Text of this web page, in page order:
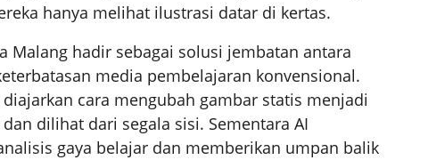
hanya melihat ilustrasi datar di kertas.
Malang hadir sebagai solusi jembatan antara
media pembelajaran konvensional.
cara mengubah gambar statis menjadi
dilihat dari segala sisi. Sementara AI
gaya belajar dan memberikan umpan balik